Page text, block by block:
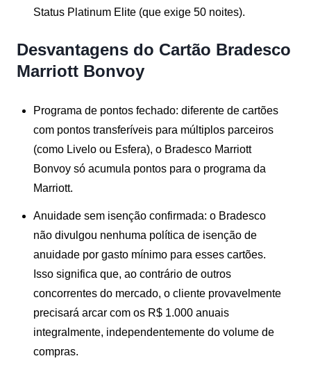
Status Platinum Elite (que exige 50 noites).
Desvantagens do Cartão Bradesco
Marriott Bonvoy
Programa de pontos fechado: diferente de cartões
com pontos transferíveis para múltiplos parceiros
(como Livelo ou Esfera), o Bradesco Marriott
Bonvoy só acumula pontos para o programa da
Marriott.
Anuidade sem isenção confirmada: o Bradesco
não divulgou nenhuma política de isenção de
anuidade por gasto mínimo para esses cartões.
Isso significa que, ao contrário de outros
concorrentes do mercado, o cliente provavelmente
precisará arcar com os R$ 1.000 anuais
integralmente, independentemente do volume de
compras.